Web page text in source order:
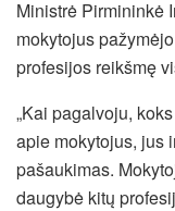
Ministrė Pirmininkė
mokytojus
profesijos reikšmę
„Kai pagalvoju,
apie mokytojus, jus
pašaukimas.
daugybė kitų